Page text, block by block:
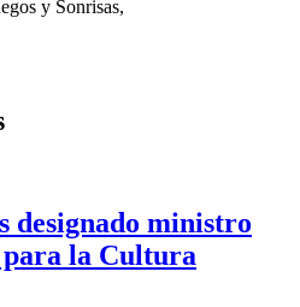
y Sonrisas,
designado ministro
la Cultura